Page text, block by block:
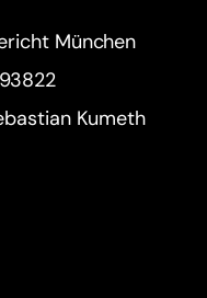
München
Kumeth